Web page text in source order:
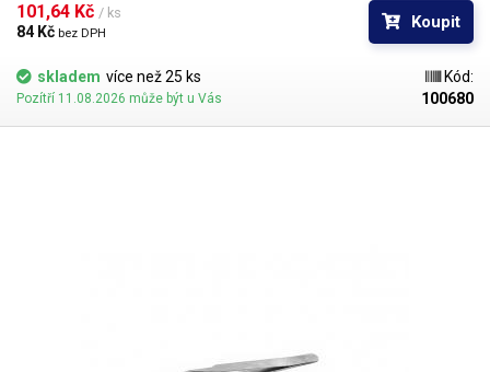
101,64 Kč / ks
84 Kč bez DPH
Koupit
skladem více než 25 ks
Pozítří 11.08.2026 může být u Vás
Kód:
100680